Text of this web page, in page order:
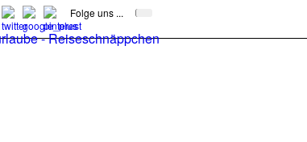
Folge uns ...